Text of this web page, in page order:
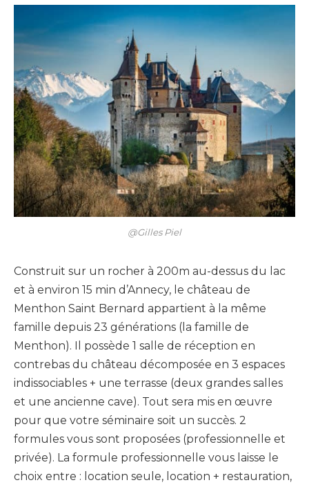
@Gilles Piel
Construit sur un rocher à 200m au-dessus du lac
et à environ 15 min d’Annecy, le château de
Menthon Saint Bernard appartient à la même
famille depuis 23 générations (la famille de
Menthon). Il possède 1 salle de réception en
contrebas du château décomposée en 3 espaces
indissociables + une terrasse (deux grandes salles
et une ancienne cave). Tout sera mis en œuvre
pour que votre séminaire soit un succès. 2
formules vous sont proposées (professionnelle et
privée). La formule professionnelle vous laisse le
choix entre : location seule, location + restauration,